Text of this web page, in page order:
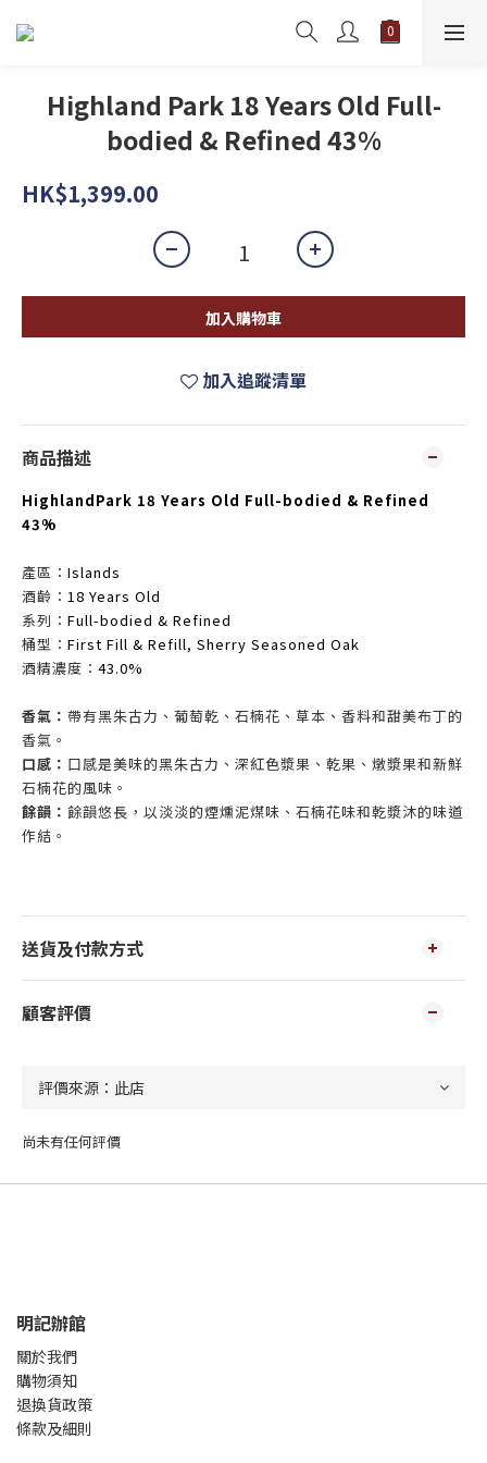
Highland Park 18 Years Old Full-
bodied & Refined 43%
HK$1,399.00
加入購物車
加入追蹤清單
商品描述
HighlandPark 18 Years Old Full-bodied & Refined
43%
產區： Islands
酒齡： 18 Years Old
系列： Full-bodied & Refined
桶型： First Fill & Refill, Sherry Seasoned Oak
酒精濃度： 43.0%
香氣： 帶有黑朱古力、葡萄乾、石楠花、草本、香料和甜美布丁的
香氣。
口感： 口感是美味的黑朱古力、深紅色漿果、乾果、燉漿果和新鮮
石楠花的風味。
餘韻： 餘韻悠長，以淡淡的煙燻泥煤味、石楠花味和乾漿沐的味道
作結。
送貨及付款方式
顧客評價
尚未有任何評價
明記辦館
關於我們
購物須知
退換貨政策
條款及細則